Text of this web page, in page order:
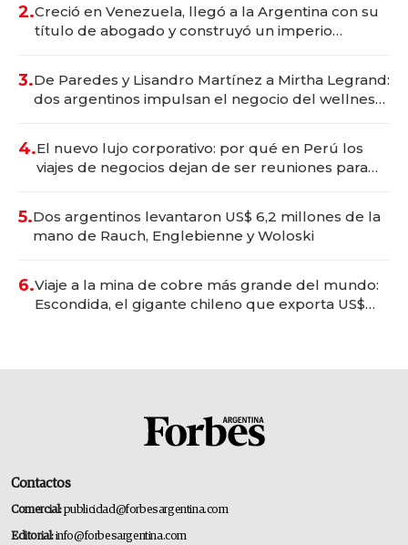
2.Creció en Venezuela, llegó a la Argentina con su
título de abogado y construyó un imperio
3.De Paredes y Lisandro Martínez a Mirtha Legrand:
dos argentinos impulsan el negocio del wellness
4.El nuevo lujo corporativo: por qué en Perú los
viajes de negocios dejan de ser reuniones para
5.Dos argentinos levantaron US$ 6,2 millones de la
mano de Rauch, Englebienne y Woloski
6.Viaje a la mina de cobre más grande del mundo:
Escondida, el gigante chileno que exporta US$
Contactos
Comercial:publicidad@forbesargentina.com
Editorial:info@forbesargentina.com